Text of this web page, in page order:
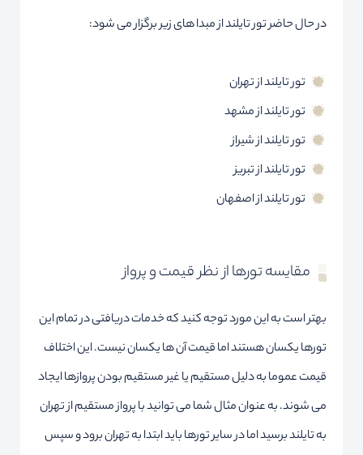
در حال حاضر تور تایلند از مبدا های زیر برگزار می شود:
تور تایلند از تهران
تور تایلند از مشهد
تور تایلند از شیراز
تور تایلند از تبریز
تور تایلند از اصفهان
مقایسه تورها از نظر قیمت و پرواز
بهتر است به این مورد توجه کنید که خدمات دریافتی در تمام این
تورها یکسان هستند اما قیمت آن ها یکسان نیست. این اختلاف
قیمت عموما به دلیل مستقیم یا غیر مستقیم بودن پروازها ایجاد
می شوند. به عنوان مثال شما می توانید با پرواز مستقیم از تهران
به تایلند برسید اما در سایر تورها باید ابتدا به تهران برود و سپس